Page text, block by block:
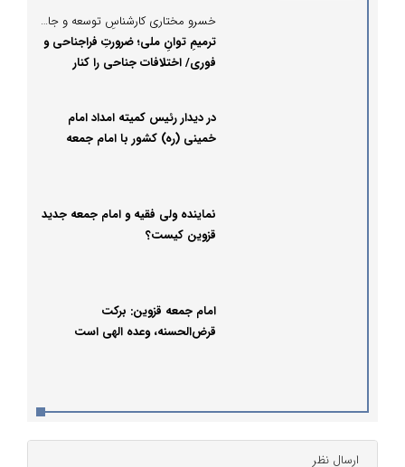
خسرو مختاری کارشناسِ توسعه و جامعه‌شناس نوشت:
ترمیمِ توانِ ملی؛ ضرورتِ فراجناحی و
فوری/ اختلافات جناحی را کنار
در دیدار رئیس کمیته امداد امام
خمینی (ره) کشور با امام جمعه
نماینده ولی فقیه و امام جمعه جدید
قزوین کیست؟
امام جمعه قزوین: برکت
قرض‌الحسنه، وعده الهی است
ارسال نظر